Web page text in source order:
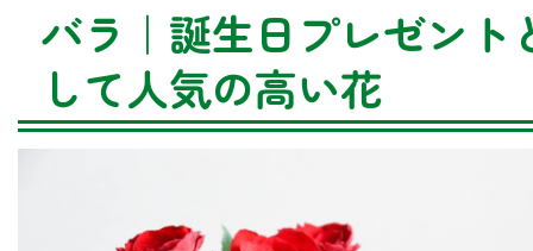
バラ｜誕生日プレゼント
して人気の高い花